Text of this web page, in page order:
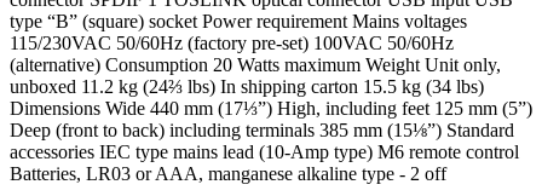
type “B” (square) socket Power requirement Mains voltages
115/230VAC 50/60Hz (factory pre-set) 100VAC 50/60Hz
(alternative) Consumption 20 Watts maximum Weight Unit only,
unboxed 11.2 kg (24⅔ lbs) In shipping carton 15.5 kg (34 lbs)
Dimensions Wide 440 mm (17⅓”) High, including feet 125 mm (5”)
Deep (front to back) including terminals 385 mm (15⅛”) Standard
accessories IEC type mains lead (10-Amp type) M6 remote control
Batteries, LR03 or AAA, manganese alkaline type - 2 off